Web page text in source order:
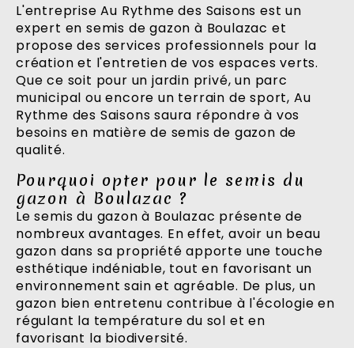
L'entreprise Au Rythme des Saisons est un
expert en semis de gazon à Boulazac et
propose des services professionnels pour la
création et l'entretien de vos espaces verts.
Que ce soit pour un jardin privé, un parc
municipal ou encore un terrain de sport, Au
Rythme des Saisons saura répondre à vos
besoins en matière de semis de gazon de
qualité.
Pourquoi opter pour le semis du
gazon à Boulazac ?
Le semis du gazon à Boulazac présente de
nombreux avantages. En effet, avoir un beau
gazon dans sa propriété apporte une touche
esthétique indéniable, tout en favorisant un
environnement sain et agréable. De plus, un
gazon bien entretenu contribue à l'écologie en
régulant la température du sol et en
favorisant la biodiversité.